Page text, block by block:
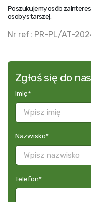
Poszukujemy osób
osoby starszej.
Nr ref: PR-PL/AT-
Zgłoś się do nas
Imię*
Nazwisko*
Telefon*